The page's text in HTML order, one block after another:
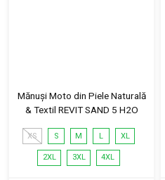
Mănuși Moto din Piele Naturală
& Textil REVIT SAND 5 H2O
XS S M L XL
2XL 3XL 4XL